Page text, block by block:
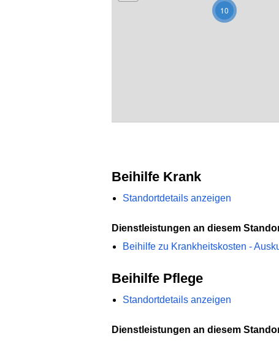
10
Beihilfe Krank
Standortdetails anzeigen
Dienstleistungen an diesem
Beihilfe zu Krankheitskosten -
Beihilfe Pflege
Standortdetails anzeigen
Dienstleistungen an diesem